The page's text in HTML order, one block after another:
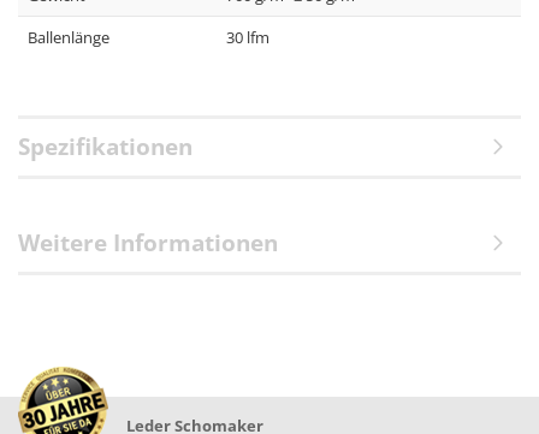
Ballenlänge
30 lfm
Spezifikationen
Weitere Informationen
Leder Schomaker